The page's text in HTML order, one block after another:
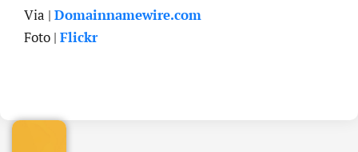
Via | Domainnamewire.com
Foto | Flickr